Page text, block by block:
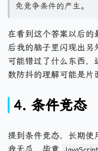
免竞争条件的产生。
在看到这个答案以后的
后我的脑子里闪现出
可能错过了什么东西，
数防抖的理解可能是片
4. 条件竞态
提到条件竞态，长期使